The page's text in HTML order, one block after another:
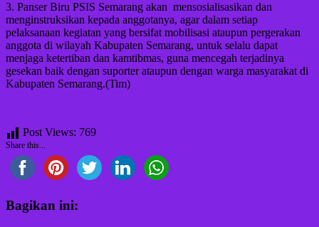
3. Panser Biru PSIS Semarang akan mensosialisasikan dan
menginstruksikan kepada anggotanya, agar dalam setiap
pelaksanaan kegiatan yang bersifat mobilisasi ataupun pergerakan
anggota di wilayah Kabupaten Semarang, untuk selalu dapat
menjaga ketertiban dan kamtibmas, guna mencegah terjadinya
gesekan baik dengan suporter ataupun dengan warga masyarakat di
Kabupaten Semarang.(Tim)
Post Views: 769
Share this...
Bagikan ini: